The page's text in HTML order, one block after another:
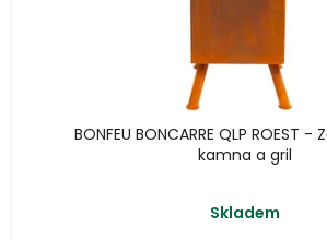
BONFEU BONCARRE QLP ROEST
kamna a gril
hodnocení
Skladem